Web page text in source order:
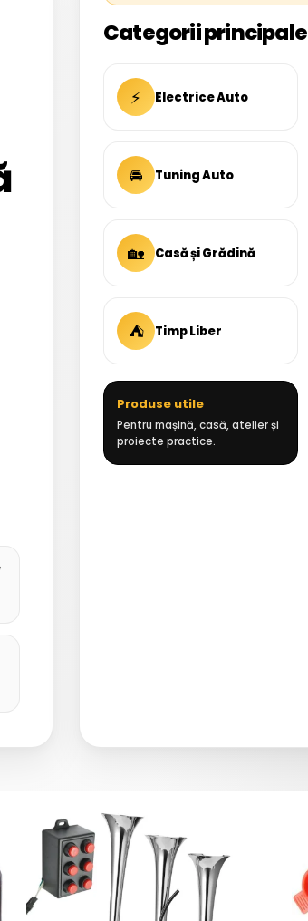
Categorii principale
⚡ Electrice Auto
🚘 Tuning Auto
🏡 Casă și Grădină
⛺ Timp Liber
Produse utile
Pentru mașină, casă, atelier și
proiecte practice.